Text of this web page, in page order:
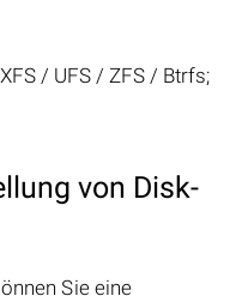
/ UFS / ZFS / Btrfs;
von Disk-
Sie eine